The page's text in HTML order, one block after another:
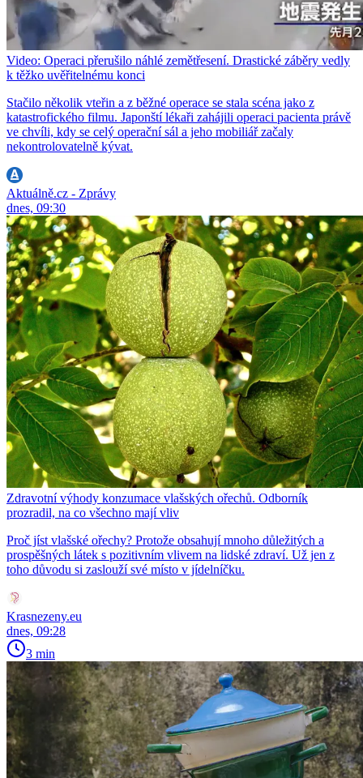
Video: Operaci přerušilo náhlé zemětřesení. Drastické záběry vedly
k těžko uvěřitelnému konci
Stačilo několik vteřin a z běžné operace se stala scéna jako z
katastrofického filmu. Japonští lékaři zahájili operaci pacienta právě
ve chvíli, kdy se celý operační sál a jeho mobiliář začaly
nekontrolovatelně kývat.
Aktuálně.cz - Zprávy
dnes, 09:30
Zdravotní výhody konzumace vlašských ořechů. Odborník
prozradil, na co všechno mají vliv
Proč jíst vlašské ořechy? Protože obsahují mnoho důležitých a
prospěšných látek s pozitivním vlivem na lidské zdraví. Už jen z
toho důvodu si zaslouží své místo v jídelníčku.
Krasnezeny.eu
dnes, 09:28
3 min